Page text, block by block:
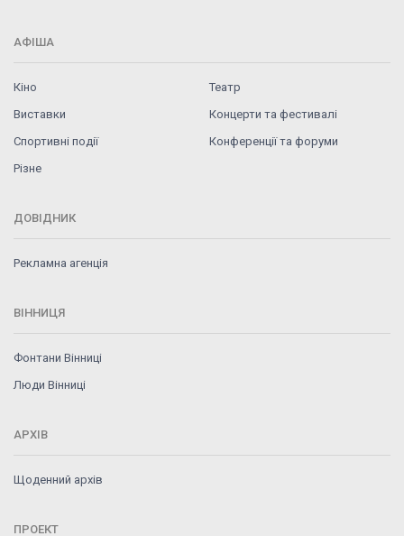
АФІША
Кіно
Театр
Виставки
Концерти та фестивалі
Спортивні події
Конференції та форуми
Різне
ДОВІДНИК
Рекламна агенція
ВІННИЦЯ
Фонтани Вінниці
Люди Вінниці
АРХІВ
Щоденний архів
ПРОЕКТ